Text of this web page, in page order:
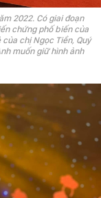
2022. Có giai đoạn
chứng phố biến của
chị Ngọc Tiền, Quý
muốn giữ hình ảnh